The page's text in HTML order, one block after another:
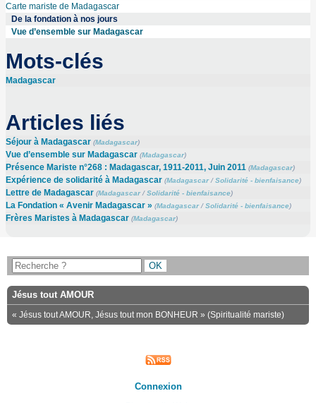
Carte mariste de Madagascar
De la fondation à nos jours
Vue d’ensemble sur Madagascar
Mots-clés
Madagascar
Articles liés
Séjour à Madagascar (Madagascar)
Vue d’ensemble sur Madagascar (Madagascar)
Présence Mariste n°268 : Madagascar, 1911-2011, Juin 2011 (Madagascar)
Expérience de solidarité à Madagascar (Madagascar/Solidarité - bienfaisance)
Lettre de Madagascar (Madagascar/Solidarité - bienfaisance)
La Fondation « Avenir Madagascar » (Madagascar/Solidarité - bienfaisance)
Frères Maristes à Madagascar (Madagascar)
Jésus tout AMOUR
« Jésus tout AMOUR, Jésus tout mon BONHEUR » (Spiritualité mariste)
Connexion